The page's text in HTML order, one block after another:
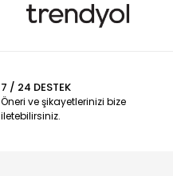
7 / 24 DESTEK
Öneri ve şikayetlerinizi bize
iletebilirsiniz.